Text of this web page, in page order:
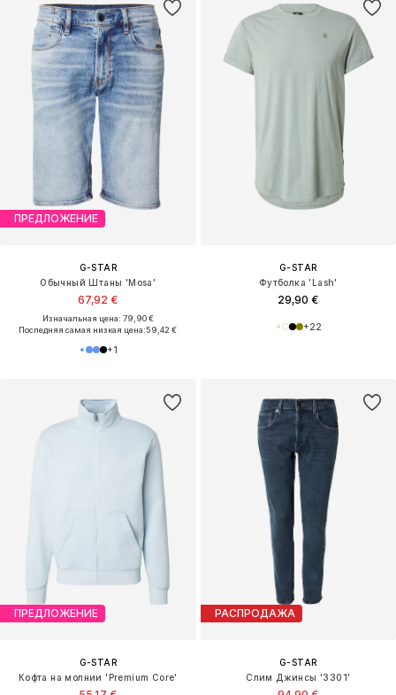
ПРЕДЛОЖЕНИЕ
G-STAR
Обычный Штаны 'Mosa'
67,92 €
Изначальная цена: 79,90 €
Последняя самая низкая цена:59,42 €
+1
G-STAR
Футболка 'Lash'
29,90 €
+22
ПРЕДЛОЖЕНИЕ
G-STAR
Кофта на молнии 'Premium Core'
РАСПРОДАЖА
G-STAR
Слим Джинсы '3301'